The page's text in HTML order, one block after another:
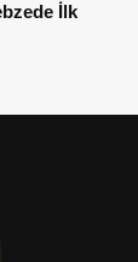
İlk